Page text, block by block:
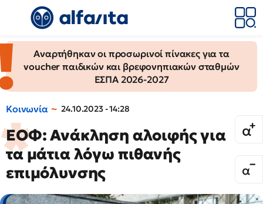
Αναρτήθηκαν οι προσωρινοί πίνακες για τα
voucher παιδικών και βρεφονηπιακών σταθμών
ΕΣΠΑ 2026-2027
Κοινωνία 24.10.2023 - 14:28
ΕΟΦ: Ανάκληση αλοιφής για
τα μάτια λόγω πιθανής
επιμόλυνσης